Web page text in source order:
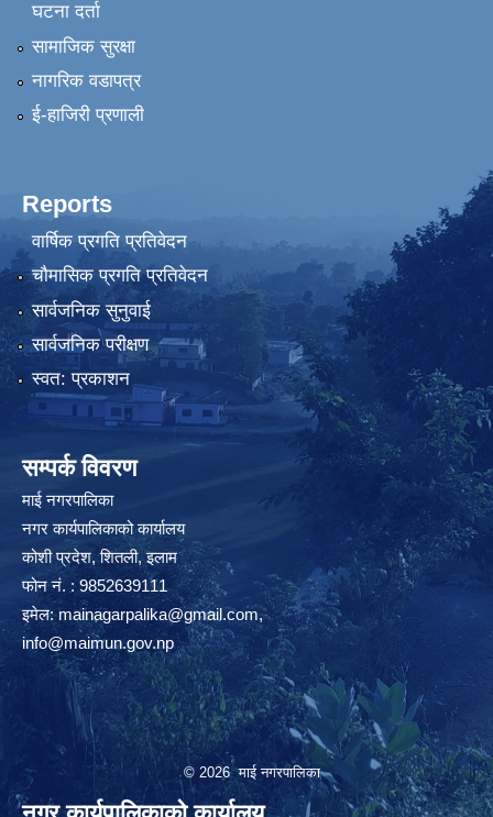
घटना दर्ता
सामाजिक सुरक्षा
नागरिक वडापत्र
ई-हाजिरी प्रणाली
Reports
वार्षिक प्रगति प्रतिवेदन
चौमासिक प्रगति प्रतिवेदन
सार्वजनिक सुनुवाई
सार्वजनिक परीक्षण
स्वत: प्रकाशन
सम्पर्क विवरण
माई नगरपालिका
नगर कार्यपालिकाको कार्यालय
कोशी प्रदेश, शितली, इलाम
फोन नं. : 9852639111
इमेल:mainagarpalika@gmail.com,
info@maimun.gov.np
© 2026 माई नगरपालिका